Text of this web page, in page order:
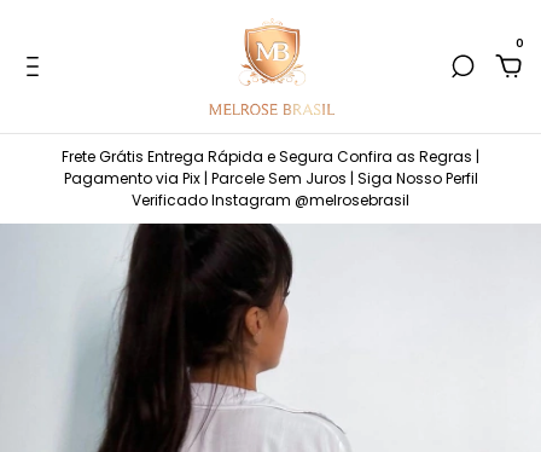
0
Frete Grátis Entrega Rápida e Segura Confira as Regras |
Pagamento via Pix | Parcele Sem Juros | Siga Nosso Perfil
Verificado Instagram @melrosebrasil